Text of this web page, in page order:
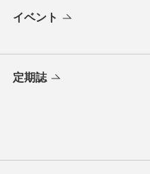
イベント
定期誌